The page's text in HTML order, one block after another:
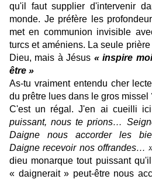
qu'il faut supplier d'intervenir
monde. Je préfère les
met en communion invisible
turcs et améniens. La seule
Dieu, mais à Jésus « inspire
être »
As-tu vraiment entendu cher
du prêtre lues dans le gros missel
C'est un régal. J'en ai cueilli
puissant, nous te prions…
Daigne nous accorder les
Daigne recevoir nos offrandes…
dieu monarque tout puissant
« daignerait » peut-être nous